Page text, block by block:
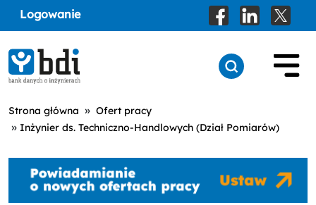
Logowanie
Strona główna » Ofert pracy
» Inżynier ds. Techniczno-Handlowych (Dział Pomiarów)